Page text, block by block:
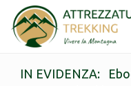
IN EVIDENZA: